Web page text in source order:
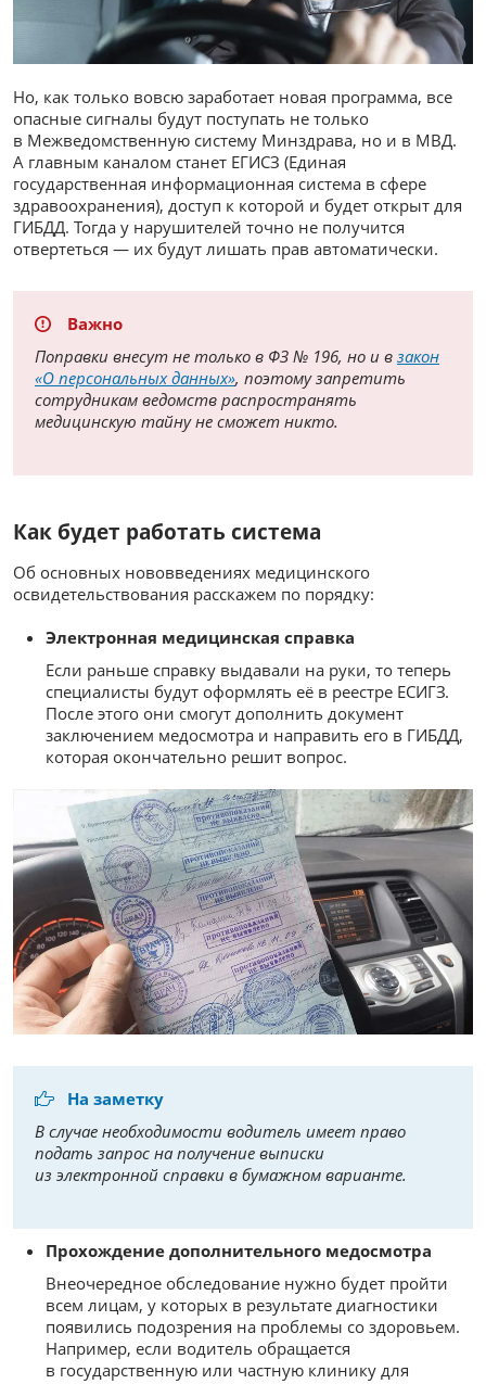
Но, как только вовсю заработает новая программа, все
опасные сигналы будут поступать не только
в Межведомственную систему Минздрава, но и в МВД.
А главным каналом станет ЕГИСЗ (Единая
государственная информационная система в сфере
здравоохранения), доступ к которой и будет открыт для
ГИБДД. Тогда у нарушителей точно не получится
отвертеться — их будут лишать прав автоматически.
Важно
Поправки внесут не только в ФЗ № 196, но и в закон
«О персональных данных», поэтому запретить
сотрудникам ведомств распространять
медицинскую тайну не сможет никто.
Как будет работать система
Об основных нововведениях медицинского
освидетельствования расскажем по порядку:
Электронная медицинская справка
Если раньше справку выдавали на руки, то теперь
специалисты будут оформлять её в реестре ЕСИГЗ.
После этого они смогут дополнить документ
заключением медосмотра и направить его в ГИБДД,
которая окончательно решит вопрос.
На заметку
В случае необходимости водитель имеет право
подать запрос на получение выписки
из электронной справки в бумажном варианте.
Прохождение дополнительного медосмотра
Внеочередное обследование нужно будет пройти
всем лицам, у которых в результате диагностики
появились подозрения на проблемы со здоровьем.
Например, если водитель обращается
в государственную или частную клинику для